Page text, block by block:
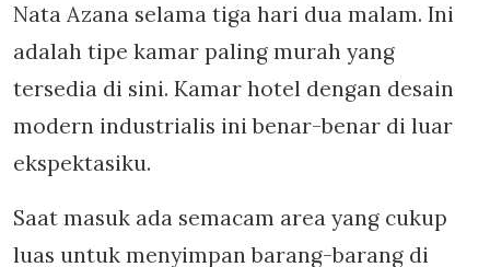
Nata Azana selama tiga hari dua malam. Ini
adalah tipe kamar paling murah yang
tersedia di sini. Kamar hotel dengan desain
modern industrialis ini benar-benar di luar
ekspektasiku.
Saat masuk ada semacam area yang cukup
luas untuk menyimpan barang-barang di